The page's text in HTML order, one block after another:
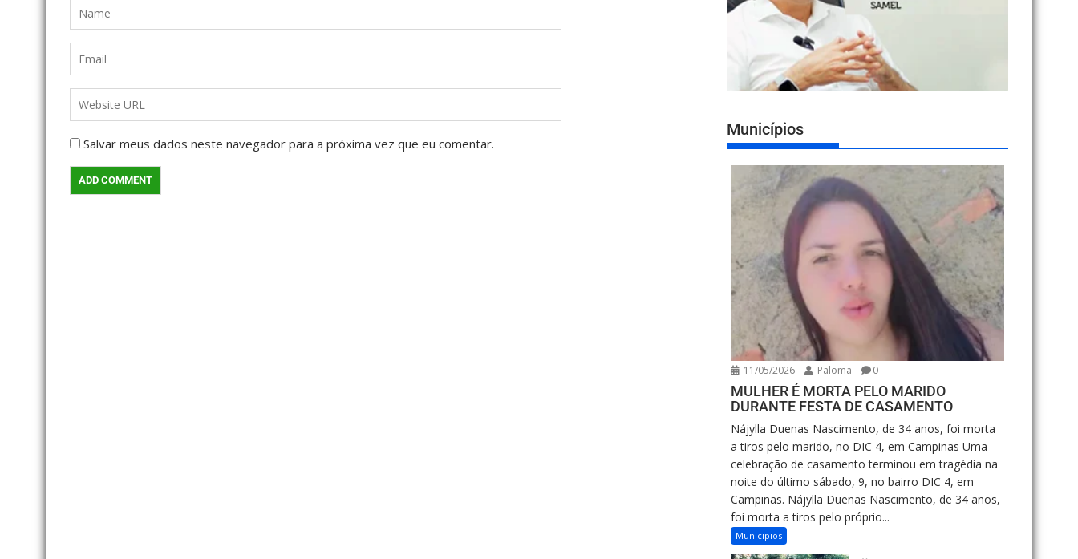
Salvar meus dados neste navegador para a próxima vez que eu comentar.
Municípios
11/05/2026 Paloma 0
MULHER É MORTA PELO MARIDO
DURANTE FESTA DE CASAMENTO
Nájylla Duenas Nascimento, de 34 anos, foi morta
a tiros pelo marido, no DIC 4, em Campinas Uma
celebração de casamento terminou em tragédia na
noite do último sábado, 9, no bairro DIC 4, em
Campinas. Nájylla Duenas Nascimento, de 34 anos,
foi morta a tiros pelo próprio...
Municipios